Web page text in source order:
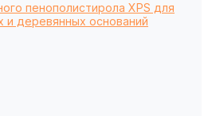
пенополистирола XPS для
и деревянных оснований